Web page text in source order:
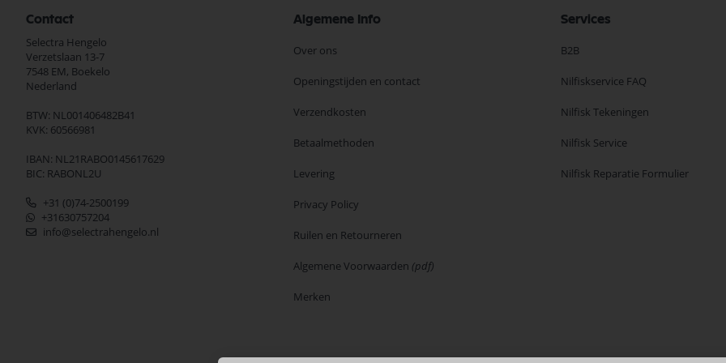
Contact
Selectra Hengelo
Verzetslaan 13-7
7548 EM, Boekelo
Nederland
BTW: NL001406482B41
KVK: 60566981
IBAN: NL21RABO0145617629
BIC: RABONL2U
+31 (0)74-2500199
+31630757204
info@selectrahengelo.nl
Algemene Info
Over ons
Openingstijden en contact
Verzendkosten
Betaalmethoden
Levering
Privacy Policy
Ruilen en Retourneren
Algemene Voorwaarden (pdf)
Merken
Services
B2B
Nilfiskservice FAQ
Nilfisk Tekeningen
Nilfisk Service
Nilfisk Reparatie Formulier